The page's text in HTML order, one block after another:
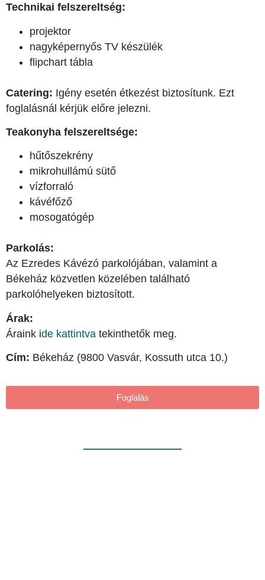
Technikai felszereltség:
projektor
nagyképernyős TV készülék
flipchart tábla
Catering: Igény esetén étkezést biztosítunk. Ezt
foglalásnál kérjük előre jelezni.
Teakonyha felszereltsége:
hűtőszekrény
mikrohullámú sütő
vízforraló
kávéfőző
mosogatógép
Parkolás:
Az Ezredes Kávézó parkolójában, valamint a
Békeház közvetlen közelében található
parkolóhelyeken biztosított.
Árak:
Áraink ide kattintva tekinthetők meg.
Cím: Békeház (9800 Vasvár, Kossuth utca 10.)
Foglalás